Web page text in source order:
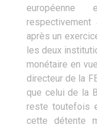
après un
les deux
monétaire en
directeur de la
que celui de la
reste toutefois
cette détente